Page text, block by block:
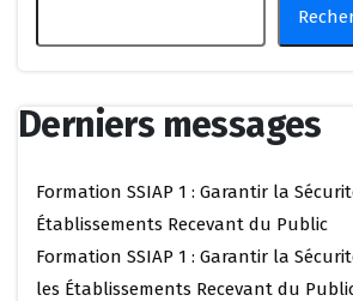
Derniers messages
Formation SSIAP 1 : Garantir la
Établissements Recevant du Public
Formation SSIAP 1 : Garantir la
les Établissements Recevant du